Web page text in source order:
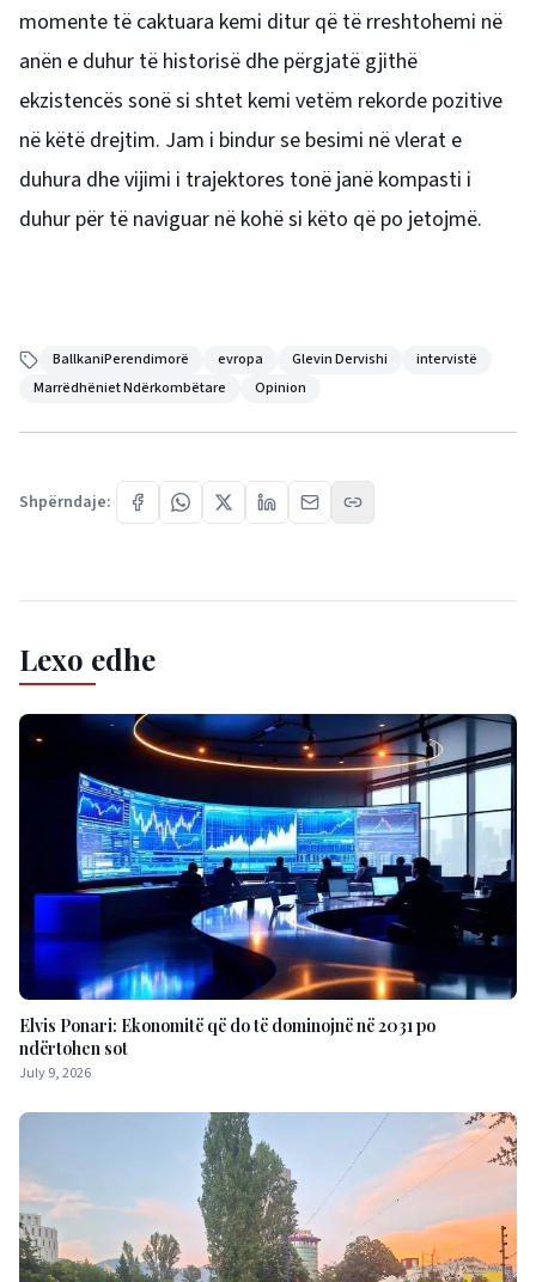
momente të caktuara kemi ditur që të rreshtohemi në
anën e duhur të historisë dhe përgjatë gjithë
ekzistencës sonë si shtet kemi vetëm rekorde pozitive
në këtë drejtim. Jam i bindur se besimi në vlerat e
duhura dhe vijimi i trajektores tonë janë kompasti i
duhur për të naviguar në kohë si këto që po jetojmë.
BallkaniPerendimorë evropa Glevin Dervishi
intervistë
Marrëdhëniet Ndërkombëtare
Opinion
Shpërndaje:
Lexo edhe
Elvis Ponari: Ekonomitë që do të dominojnë në 2031 po
ndërtohen sot
July 9, 2026